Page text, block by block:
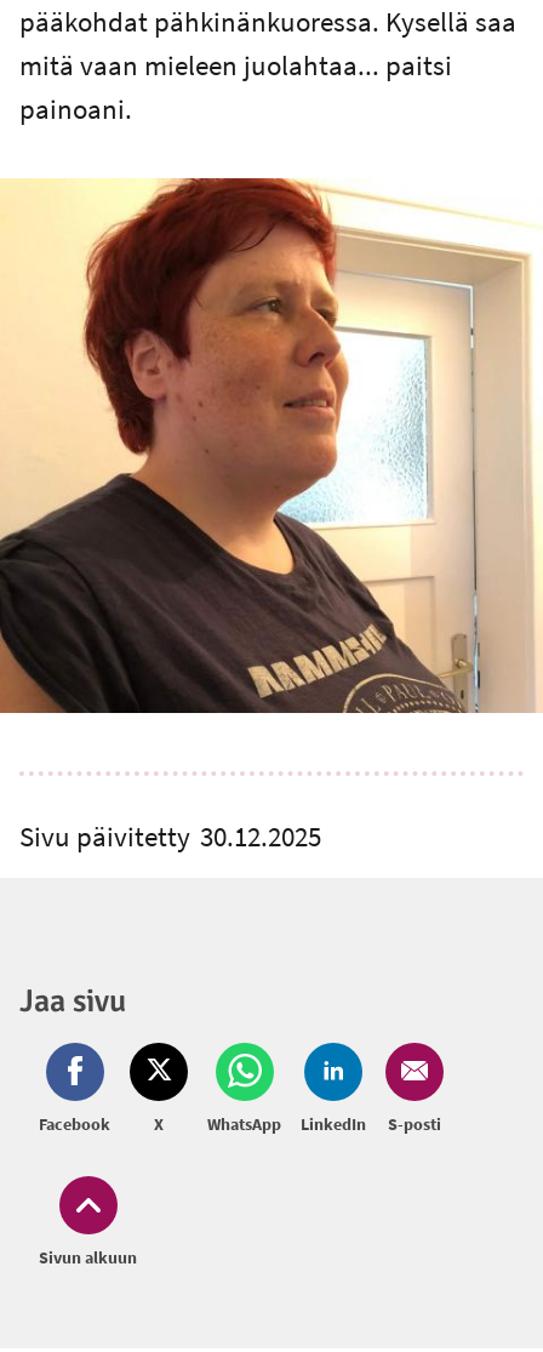
pääkohdat pähkinänkuoressa. Kysellä saa
mitä vaan mieleen juolahtaa... paitsi
painoani.
Sivu päivitetty 30.12.2025
Sivun alkuun
Jaa sivu
Facebook X WhatsApp LinkedIn S-posti